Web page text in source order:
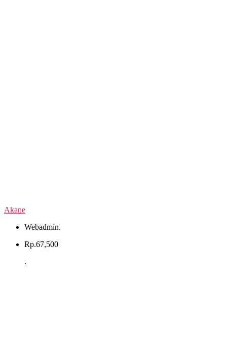
Akane
Webadmin.
Rp.67,500
.